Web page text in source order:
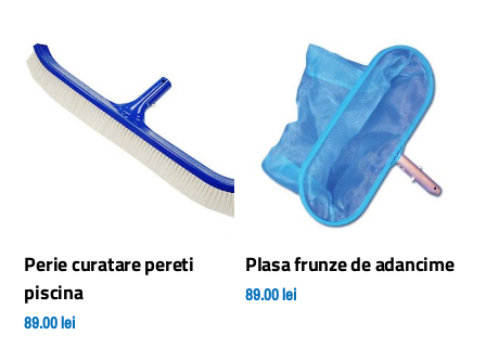
Perie curatare pereti
piscina
89.00lei
Plasa frunze de adancime
89.00lei